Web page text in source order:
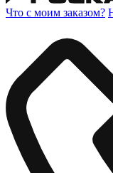
Что с моим заказом?